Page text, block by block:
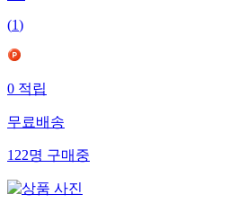
(1)
0적립
무료배송
122명구매중